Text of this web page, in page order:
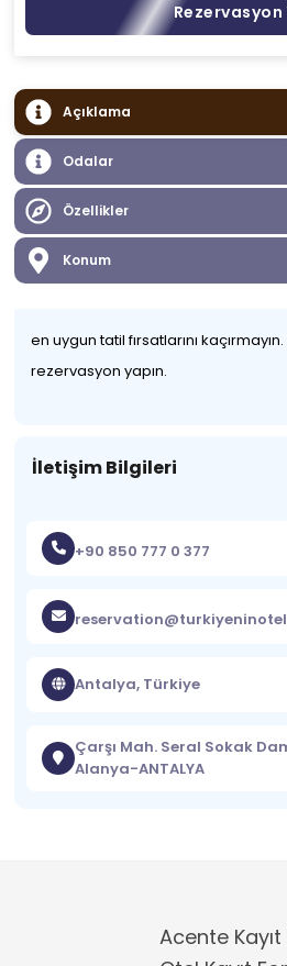
Rezervasyon
Açıklama
Odalar
Özellikler
Konum
en uygun tatil fırsatlarını
rezervasyon yapın.
İletişim Bilgileri
+90 850 777 0 377
Antalya, Türkiye
Çarşı Mah. Seral Sokak
Alanya-ANTALYA
Acente